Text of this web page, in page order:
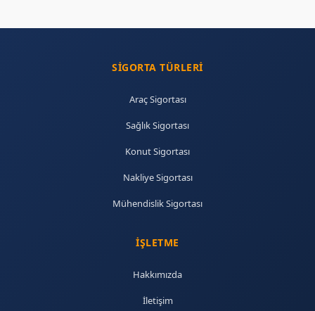
SIGORTA TÜRLERI
Araç Sigortası
Sağlık Sigortası
Konut Sigortası
Nakliye Sigortası
Mühendislik Sigortası
İŞLETME
Hakkımızda
İletişim